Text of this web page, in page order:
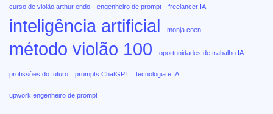
curso de violão arthur endo engenheiro de prompt freelancer IA
inteligência artificial monja coen
método violão 100 oportunidades de trabalho IA
profissões do futuro prompts ChatGPT tecnologia e IA
upwork engenheiro de prompt